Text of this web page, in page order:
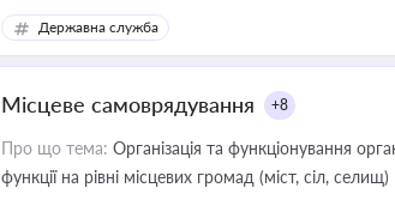
та бізнесі
Державна служба
Місцеве самоврядування +8
Про що тема: Організація та функціонування
функції на рівні місцевих громад (міст, сіл, селищ)